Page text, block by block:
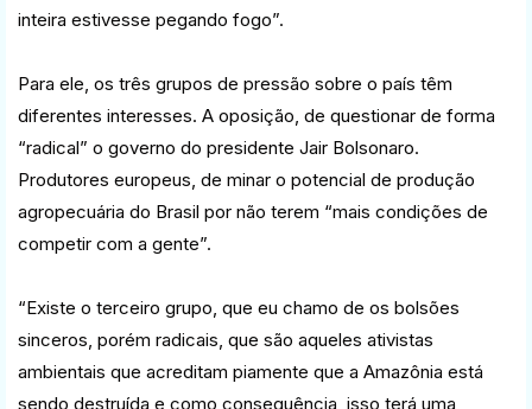
inteira estivesse pegando fogo”.
Para ele, os três grupos de pressão sobre o país têm
diferentes interesses. A oposição, de questionar de forma
“radical” o governo do presidente Jair Bolsonaro.
Produtores europeus, de minar o potencial de produção
agropecuária do Brasil por não terem “mais condições de
competir com a gente”.
“Existe o terceiro grupo, que eu chamo de os bolsões
sinceros, porém radicais, que são aqueles ativistas
ambientais que acreditam piamente que a Amazônia está
sendo destruída e como consequência, isso terá uma